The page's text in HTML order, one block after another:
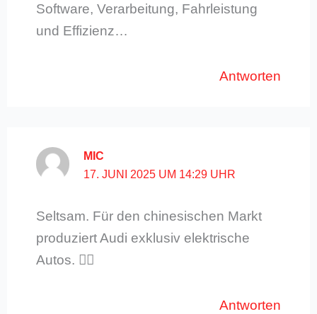
Software, Verarbeitung, Fahrleistung
und Effizienz…
Antworten
MIC
17. JUNI 2025 UM 14:29 UHR
Seltsam. Für den chinesischen Markt
produziert Audi exklusiv elektrische
Autos. 🤷‍♂️
Antworten